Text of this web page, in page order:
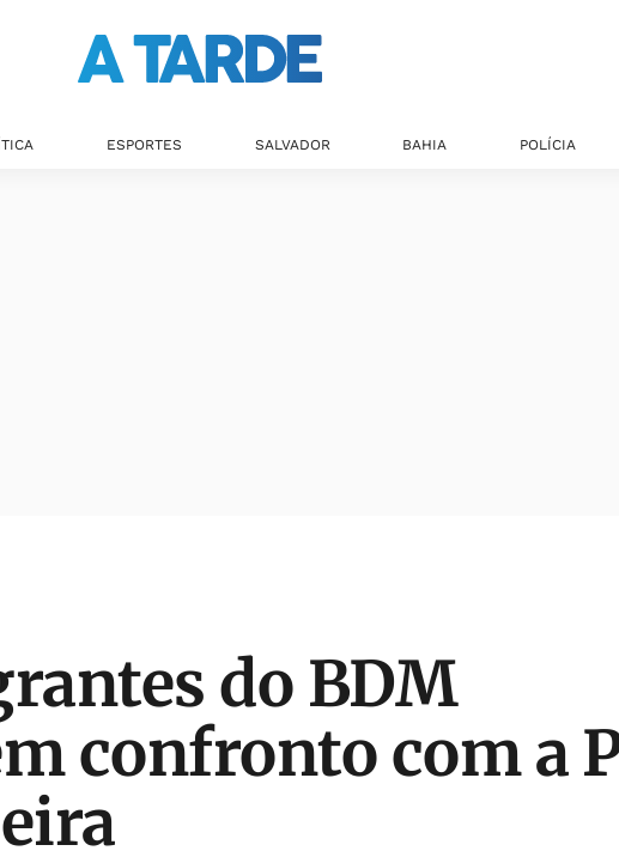
ESPORTES SALVADOR BAHIA POLÍCIA
do BDM
confronto com a